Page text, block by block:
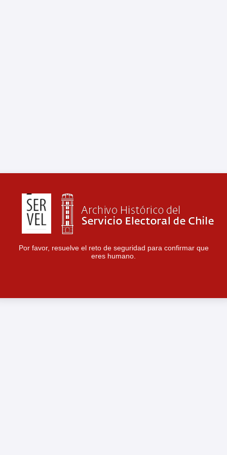
Por favor, resuelve el reto de seguridad para confirmar que
eres humano.